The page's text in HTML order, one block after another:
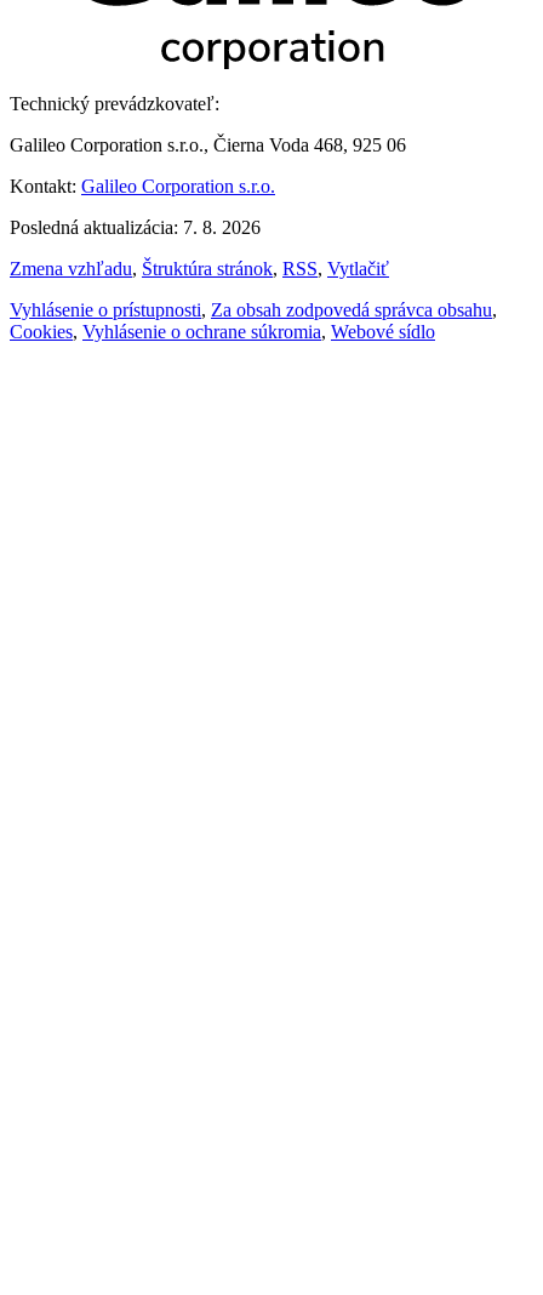
Technický prevádzkovateľ:
Galileo Corporation s.r.o., Čierna Voda 468, 925 06
Kontakt: Galileo Corporation s.r.o.
Posledná aktualizácia: 7. 8. 2026
Zmena vzhľadu, Štruktúra stránok, RSS, Vytlačiť
Vyhlásenie o prístupnosti, Za obsah zodpovedá správca obsahu,
Cookies, Vyhlásenie o ochrane súkromia, Webové sídlo